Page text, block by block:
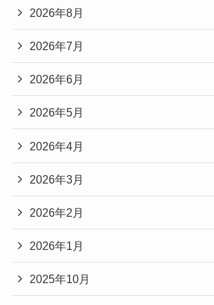
2026年8月
2026年7月
2026年6月
2026年5月
2026年4月
2026年3月
2026年2月
2026年1月
2025年10月